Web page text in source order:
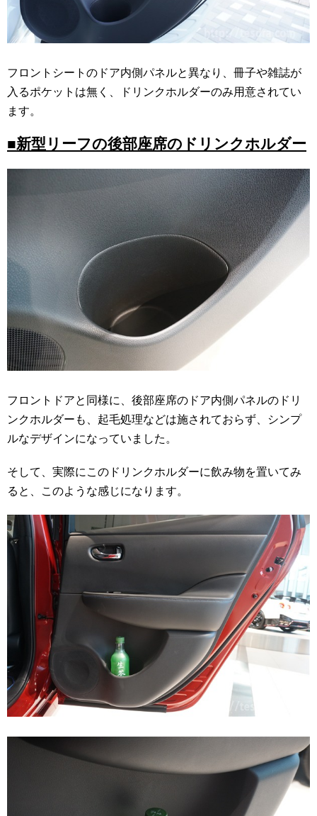
フロントシートのドア内側パネルと異なり、冊子や雑誌が
入るポケットは無く、ドリンクホルダーのみ用意されてい
ます。
■新型リーフの後部座席のドリンクホルダー
フロントドアと同様に、後部座席のドア内側パネルのドリ
ンクホルダーも、起毛処理などは施されておらず、シンプ
ルなデザインになっていました。
そして、実際にこのドリンクホルダーに飲み物を置いてみ
ると、このような感じになります。